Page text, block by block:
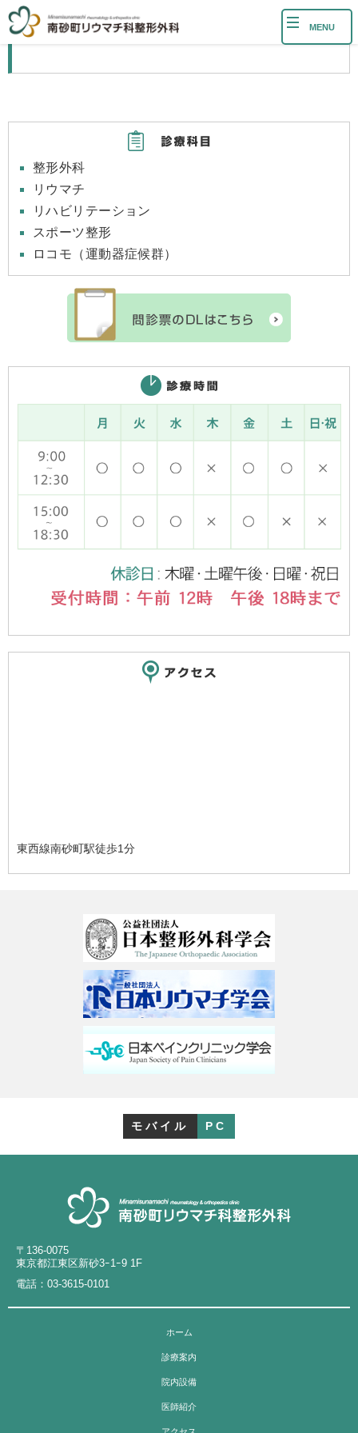
MENU
整形外科
リウマチ
リハビリテーション
スポーツ整形
ロコモ（運動器症候群）
東西線南砂町駅徒歩1分
モバイル PC
〒136-0075
東京都江東区新砂3ｰ1ｰ9 1F
電話： 03-3615-0101
ホーム
診療案内
院内設備
医師紹介